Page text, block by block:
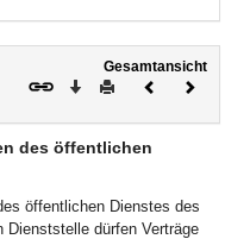
Gesamtansicht
Download
DruckenVorheriges
des öffentlichen
öffentlichen Dienstes des
dürfen Verträge